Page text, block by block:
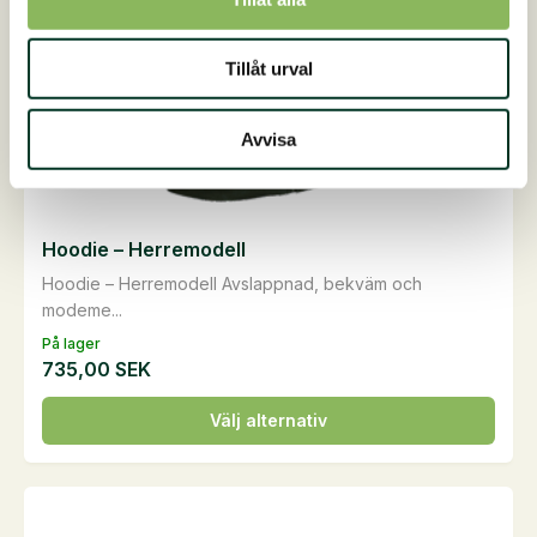
Tillåt urval
Avvisa
produktsidan
På lager
Hoodie – Herremodell Avslappnad, bekväm och
modeme...
Hoodie – Herremodell
735,00 SEK
Välj alternativ
Den
här
produkten